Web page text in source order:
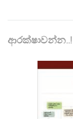
ආරක්ෂාවන්න..!